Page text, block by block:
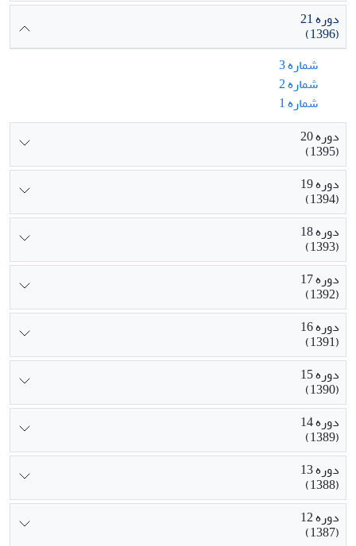
دوره 21
(1396)
شماره 3
شماره 2
شماره 1
دوره 20
(1395)
دوره 19
(1394)
دوره 18
(1393)
دوره 17
(1392)
دوره 16
(1391)
دوره 15
(1390)
دوره 14
(1389)
دوره 13
(1388)
دوره 12
(1387)